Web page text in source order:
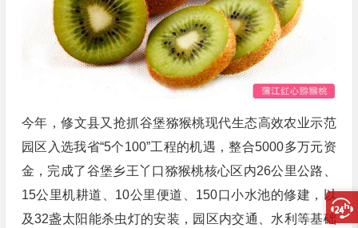
今年，修文县又抢抓谷堡猕猴桃现代生态高效农业示范
园区入选我省“5个100”工程的机遇，整合5000多万元资
金，完成了谷堡乡王丫口猕猴桃核心区内26公里公路、
15公里机耕道、10公里便道、150口小水池的修建，以
及32盏太阳能杀虫灯的安装，园区内交通、水利等基础